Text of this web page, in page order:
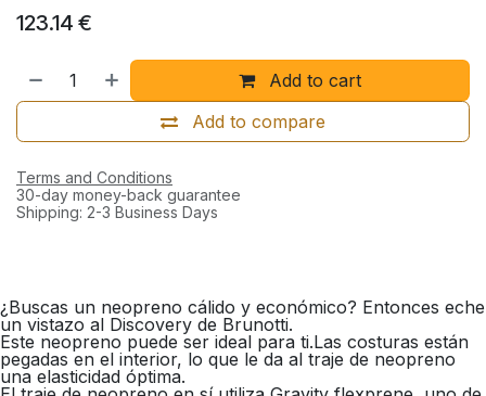
123.14 €
Add to cart
Add to compare
Terms and Conditions
30-day money-back guarantee
Shipping: 2-3 Business Days
¿Buscas un neopreno cálido y económico? Entonces eche
un vistazo al Discovery de Brunotti.
Este neopreno puede ser ideal para ti.Las costuras están
pegadas en el interior, lo que le da al traje de neopreno
una elasticidad óptima.